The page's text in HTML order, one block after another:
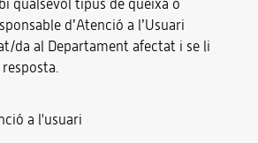
qualsevol tipus de queixa o
d’Atenció a l’Usuari
da al Departament afectat i se li
a l'usuari